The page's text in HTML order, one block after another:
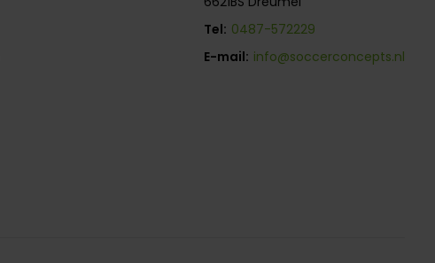
Tel: 0487-572229
E-mail: info@soccerconcepts.nl